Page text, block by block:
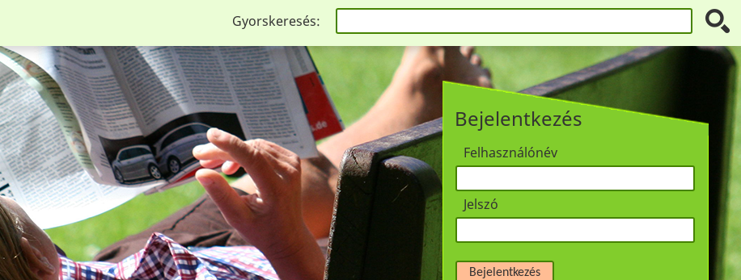
Gyorskeresés:
Bejelentkezés
Felhasználónév
Jelszó
Bejelentkezés